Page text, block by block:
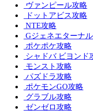
ヴァンピール攻略
ドットアビス攻略
NTE攻略
Gジェネエターナ
ポケポケ攻略
シャドバ ビヨンド
モンスト攻略
パズドラ攻略
ポケモンGO攻略
グラブル攻略
ゼンゼロ攻略